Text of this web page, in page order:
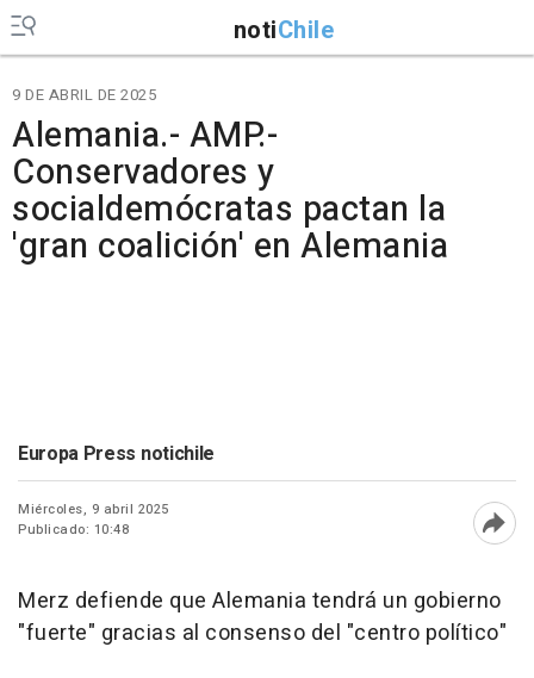
notiChile
9 DE ABRIL DE 2025
Alemania.- AMP.-
Conservadores y
socialdemócratas pactan la
'gran coalición' en Alemania
Europa Press notichile
Miércoles, 9 abril 2025
Publicado: 10:48
Merz defiende que Alemania tendrá un gobierno
"fuerte" gracias al consenso del "centro político"